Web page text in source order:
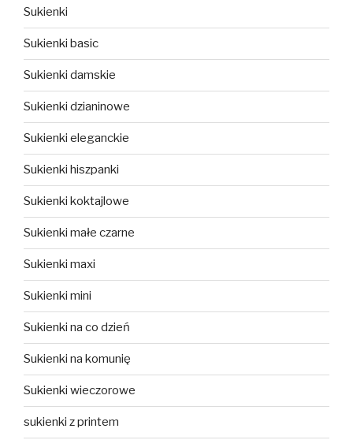
Sukienki
Sukienki basic
Sukienki damskie
Sukienki dzianinowe
Sukienki eleganckie
Sukienki hiszpanki
Sukienki koktajlowe
Sukienki małe czarne
Sukienki maxi
Sukienki mini
Sukienki na co dzień
Sukienki na komunię
Sukienki wieczorowe
sukienki z printem